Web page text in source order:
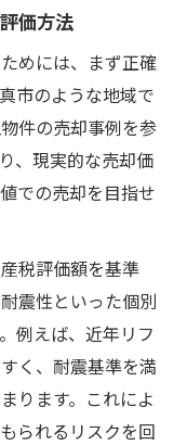
価方法
めには、まず正確
市のような地域で
件の売却事例を参
、現実的な売却価
での売却を目指せ
税評価額を基準
震性といった個別
例えば、近年リフ
く、耐震基準を満
ります。これによ
られるリスクを回